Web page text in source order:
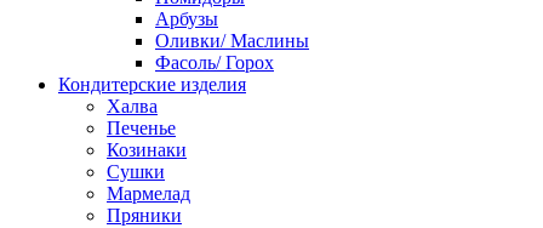
Арбузы
Оливки/ Маслины
Фасоль/ Горох
Кондитерские изделия
Халва
Печенье
Козинаки
Сушки
Мармелад
Пряники